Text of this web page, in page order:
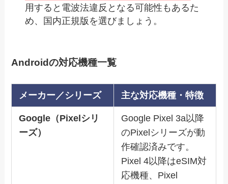
用すると電波法違反となる可能性もあるた
め、国内正規版を選びましょう。
Androidの対応機種一覧
メーカー／シリーズ 主な対応機種・特徴
Google（Pixelシリ
ーズ）
Google Pixel 3a以降
のPixelシリーズが動
作確認済みです。
Pixel 4以降はeSIM対
応機種、Pixel